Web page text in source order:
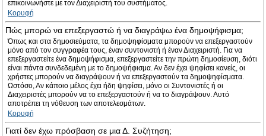
επικοινωνήστε με τον Διαχειριστή του συστήματος.
Κορυφή
Πώς μπορώ να επεξεργαστώ ή να διαγράψω ένα δημοψήφισμα;
Όπως και στα δημοσιεύματα, τα δημοψηφίσματα μπορούν να επεξεργαστούν
μόνο από τον συγγραφέα τους, έναν συντονιστή ή έναν Διαχειριστή. Για να
επεξεργαστείτε ένα δημοψήφισμα, επεξεργαστείτε την πρώτη δημοσίευση, διότι
είναι πάντα συνδεδεμένη με το δημοψήφισμα. Αν δεν έχει ψηφίσει κανείς, οι
χρήστες μπορούν να διαγράψουν ή να επεξεργαστούν τα δημοψηφίσματα.
Ωστόσο, Αν κάποιο μέλος έχει ήδη ψηφίσει, μόνο οι Συντονιστές ή οι
Διαχειριστές μπορούν να το επεξεργαστούν ή να το διαγράψουν. Αυτό
αποτρέπει τη νόθευση των αποτελεσμάτων.
Κορυφή
Γιατί δεν έχω πρόσβαση σε μια Δ. Συζήτηση;